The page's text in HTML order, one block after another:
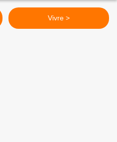
Vivre >